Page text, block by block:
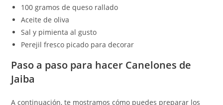
100 gramos de queso rallado
Aceite de oliva
Sal y pimienta al gusto
Perejil fresco picado para decorar
Paso a paso para hacer Canelones de
Jaiba
A continuación, te mostramos cómo puedes preparar los